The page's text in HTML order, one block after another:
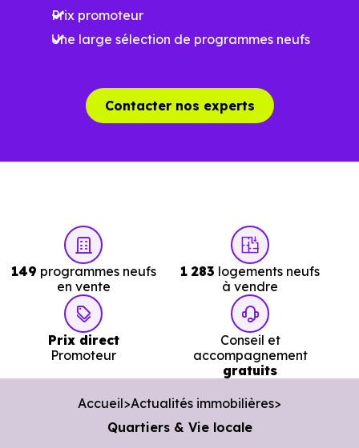
Prix promoteur
Une large sélection de programmes neufs
Contacter nos experts
149 programmes neufs
en vente
1 283 logements neufs
à vendre
Prix direct
Promoteur
Conseil et
accompagnement
gratuits
Accueil Actualités immobilières
Quartiers & Vie locale